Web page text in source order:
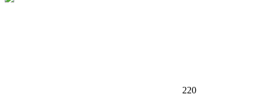
220